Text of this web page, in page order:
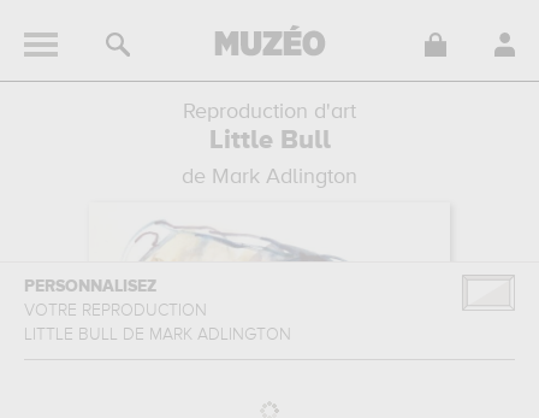
Reproduction d'art
Little Bull
de Mark Adlington
PERSONNALISEZ
VOTRE REPRODUCTION
LITTLE BULL DE MARK ADLINGTON